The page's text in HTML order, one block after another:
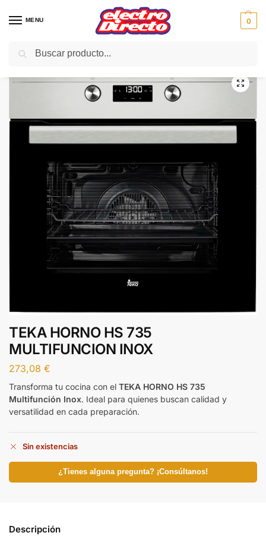
MENU 0
Inicio Gama blanca Hornos
TEKA HORNO HS 735
MULTIFUNCION INOX
273,08 €
Transforma tu cocina con el TEKA HORNO HS 735
Multifunción Inox. Ideal para quienes buscan calidad y
versatilidad en cada preparación.
Sin existencias
¿Tienes alguna pregunta? ¡Consúltanos!
Descripción